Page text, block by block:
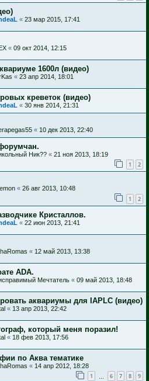
« 23 мар 2015, 17:41
« 09 окт 2014, 12:15
1600л (видео)
« 23 апр 2014, 18:01
креветок (видео)
« 30 янв 2014, 21:31
« 10 дек 2013, 22:40
Ник?? « 21 ноя 2013, 18:19
1 2
« 26 авг 2013, 10:48
1 2
Кристаллов.
« 22 июн 2013, 21:41
« 12 май 2013, 13:38
ADA.
Мечтатель « 09 май 2013, 18:48
аквариумы для IAPLC (видео)
« 13 апр 2013, 22:42
который меня поразил!
« 18 фев 2013, 17:56
по Аква тематике
« 14 апр 2012, 18:28
1 6 7 8 9